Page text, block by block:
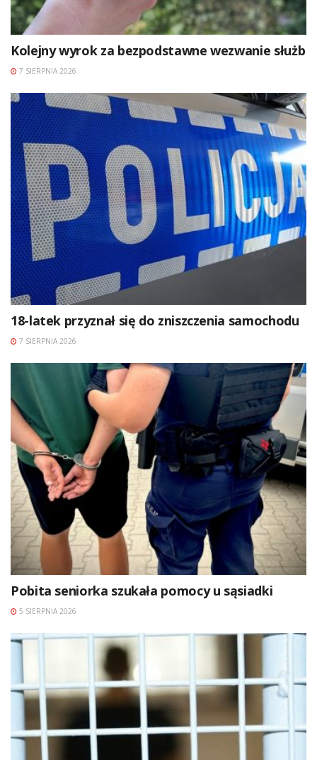
Kolejny wyrok za bezpodstawne wezwanie służb
7 SIERPNIA 2026
18-latek przyznał się do zniszczenia samochodu
7 SIERPNIA 2026
Pobita seniorka szukała pomocy u sąsiadki
5 SIERPNIA 2026